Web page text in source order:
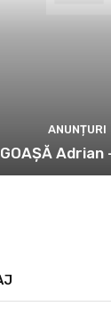
ANUNȚURI